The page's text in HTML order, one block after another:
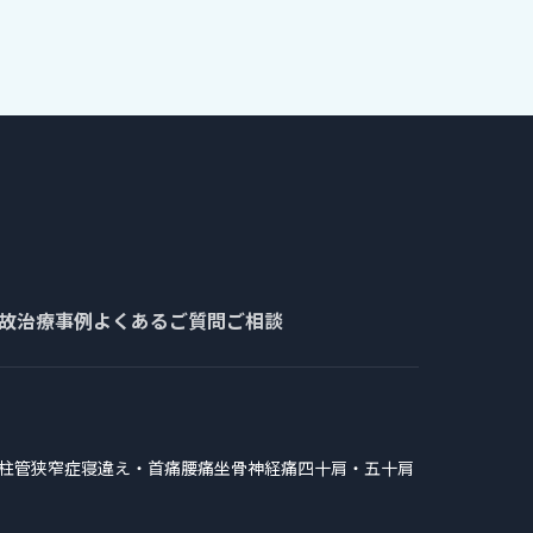
治療事例 よくあるご質問 ご相談
管狭窄症寝違え・首痛腰痛坐骨神経痛四十肩・五十肩